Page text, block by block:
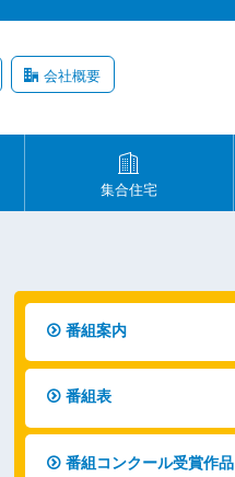
会社概要
集合住宅
番組案内
番組表
番組コンクール受賞作品